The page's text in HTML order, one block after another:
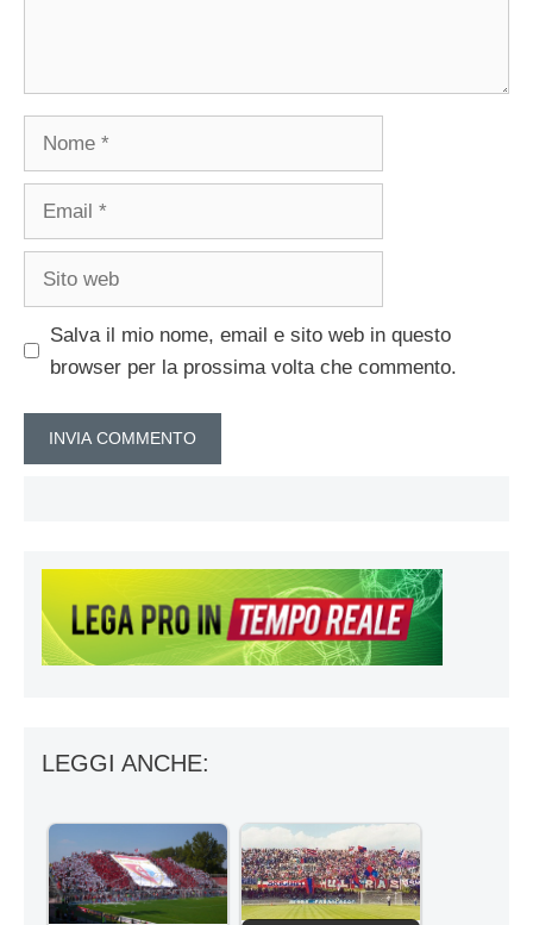
Nome
Email
Sito
Salva il mio nome, email e sito web in questo
browser per la prossima volta che commento.
LEGGI ANCHE: